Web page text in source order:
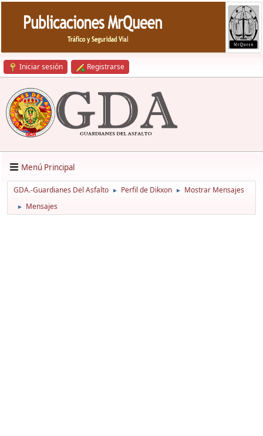
Iniciar sesión Registrarse
Menú Principal
GDA.-Guardianes Del Asfalto ► Perfil de Dikxon ► Mostrar Mensajes
► Mensajes